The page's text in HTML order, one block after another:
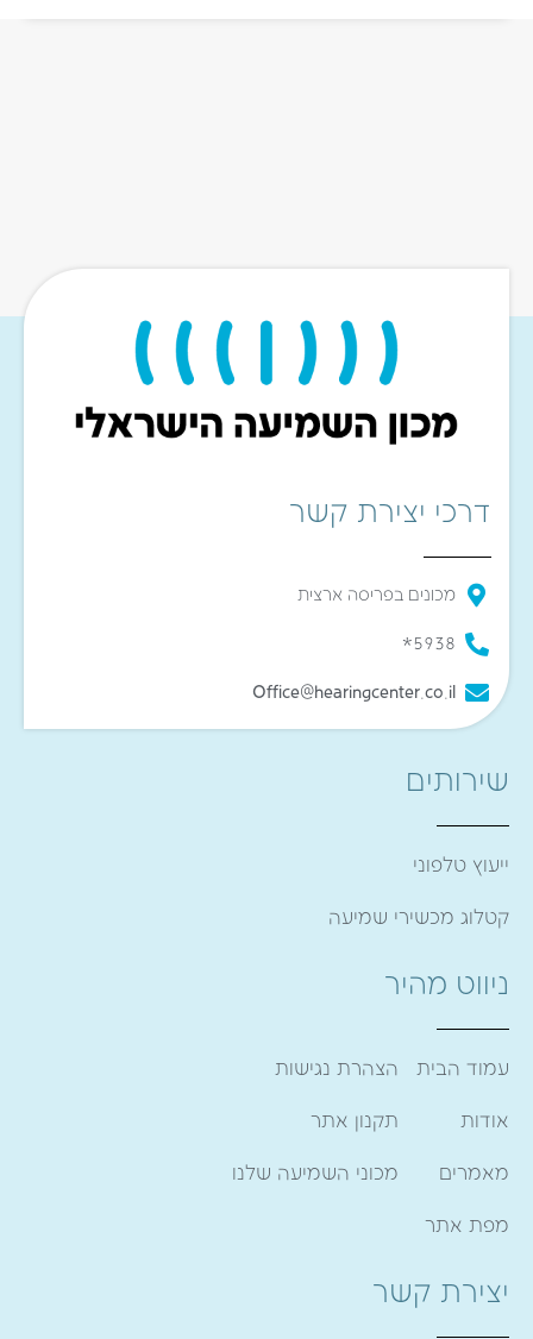
דרכי יצירת קשר
מכונים בפריסה ארצית
5938*
Office@hearingcenter.co.il
שירותים
ייעוץ טלפוני
קטלוג מכשירי שמיעה
ניווט מהיר
עמוד הבית
אודות
מאמרים
מפת אתר
הצהרת נגישות
תקנון אתר
מכוני השמיעה שלנו
יצירת קשר